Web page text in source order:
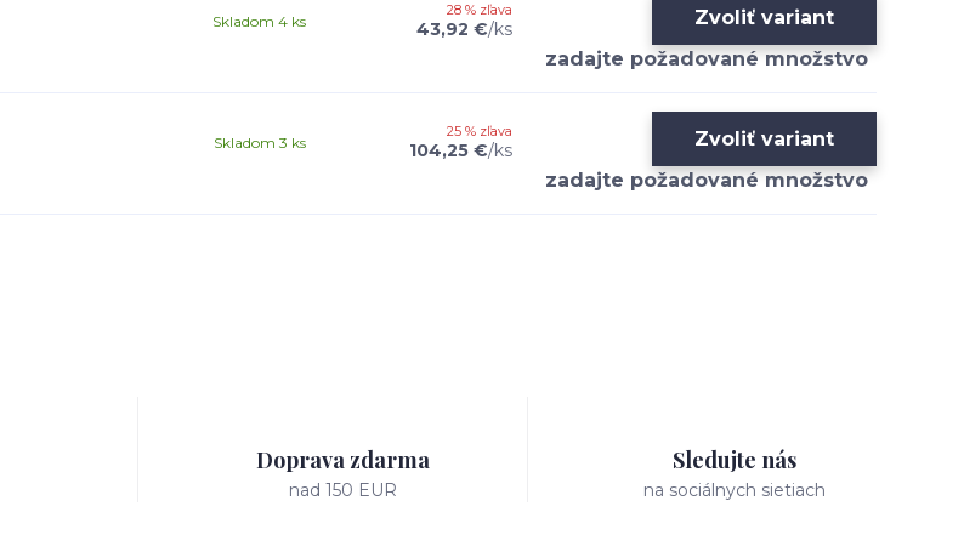
28 % zľava
43,92 €/ks
Skladom 4 ks Zvoliť variant
25 % zľava
104,25 €/ks
Skladom 3 ks Zvoliť variant
Doprava zdarma
nad 150 EUR
Sledujte nás
na sociálnych sietiach